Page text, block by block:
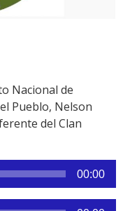
Nacional de
Pueblo, Nelson
del Clan
00:00